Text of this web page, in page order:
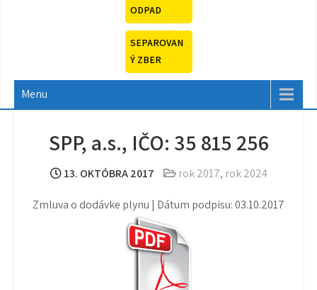
ODPAD
SEPAROVAN
Ý ZBER
Menu
SPP, a.s., IČO: 35 815 256
13. OKTÓBRA 2017 rok 2017, rok 2024
Zmluva o dodávke plynu | Dátum podpisu: 03.10.2017